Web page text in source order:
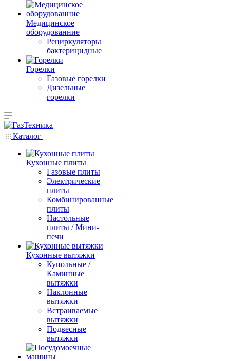
Медицинское
оборудованние
Рециркуляторы
бактерицидные
Горелки
Газовые горелки
Дизельные
горелки
Каталог
Кухонные плиты
Газовые плиты
Электрические
плиты
Комбинированные
плиты
Настольные
плиты / Мини-
печи
Кухонные вытяжки
Купольные /
Каминные
вытяжки
Наклонные
вытяжки
Встраиваемые
вытяжки
Подвесные
вытяжки